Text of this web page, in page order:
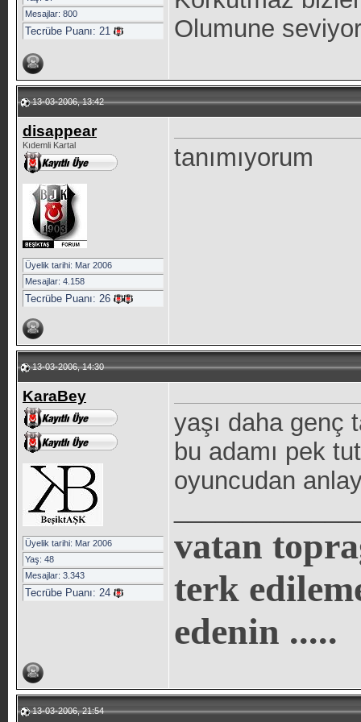
Mesajlar: 800
Tecrübe Puanı: 21
Olumune
13-03-2006, 13:42
disappear
Kıdemli Kartal
Üyelik tarihi: Mar 2006
Mesajlar: 4.158
Tecrübe Puanı: 26
tanımıyorum
13-03-2006, 14:30
KaraBey
Üyelik tarihi: Mar 2006
Yaş: 48
Mesajlar: 3.343
Tecrübe Puanı: 24
yaşı daha genç
bu adamı pek
oyuncudan
vatan
terk
edenin .....
13-03-2006, 21:54